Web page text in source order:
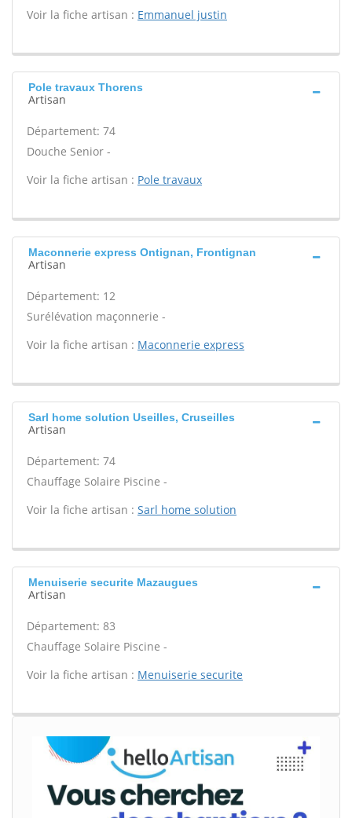
Voir la fiche artisan : Emmanuel justin
Pole travaux Thorens
Artisan
Département: 74
Douche Senior -
Voir la fiche artisan : Pole travaux
Maconnerie express Ontignan, Frontignan
Artisan
Département: 12
Surélévation maçonnerie -
Voir la fiche artisan : Maconnerie express
Sarl home solution Useilles, Cruseilles
Artisan
Département: 74
Chauffage Solaire Piscine -
Voir la fiche artisan : Sarl home solution
Menuiserie securite Mazaugues
Artisan
Département: 83
Chauffage Solaire Piscine -
Voir la fiche artisan : Menuiserie securite